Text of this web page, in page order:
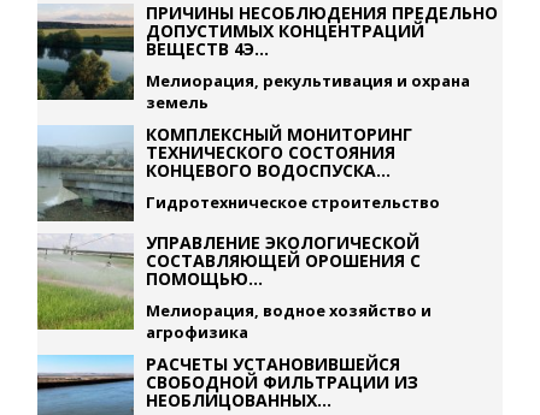
ПРИЧИНЫ НЕСОБЛЮДЕНИЯ ПРЕДЕЛЬНО
ДОПУСТИМЫХ КОНЦЕНТРАЦИЙ
ВЕЩЕСТВ 4Э...
Мелиорация, рекультивация и охрана
земель
КОМПЛЕКСНЫЙ МОНИТОРИНГ
ТЕХНИЧЕСКОГО СОСТОЯНИЯ
КОНЦЕВОГО ВОДОСПУСКА...
Гидротехническое строительство
УПРАВЛЕНИЕ ЭКОЛОГИЧЕСКОЙ
СОСТАВЛЯЮЩЕЙ ОРОШЕНИЯ С
ПОМОЩЬЮ...
Мелиорация, водное хозяйство и
агрофизика
РАСЧЕТЫ УСТАНОВИВШЕЙСЯ
СВОБОДНОЙ ФИЛЬТРАЦИИ ИЗ
НЕОБЛИЦОВАННЫХ...